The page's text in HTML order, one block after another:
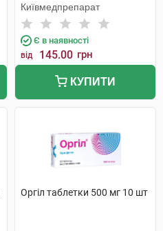
Київмедпрепарат
Є в наявності
від 145.00 грн
КУПИТИ
Оргіл таблетки 500 мг 10 шт